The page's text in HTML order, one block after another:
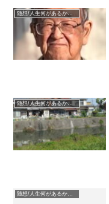
随想/人生何があるかわからない
随想/人生何があるかわからない
随想/人生何があるかわからない